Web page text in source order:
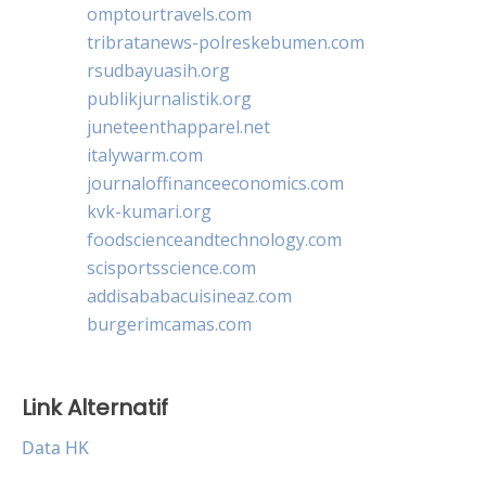
omptourtravels.com
tribratanews-polreskebumen.com
rsudbayuasih.org
publikjurnalistik.org
juneteenthapparel.net
italywarm.com
journaloffinanceeconomics.com
kvk-kumari.org
foodscienceandtechnology.com
scisportsscience.com
addisababacuisineaz.com
burgerimcamas.com
Link Alternatif
Data HK